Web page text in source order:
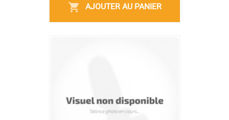
shopping_cart AJOUTER AU PANIER